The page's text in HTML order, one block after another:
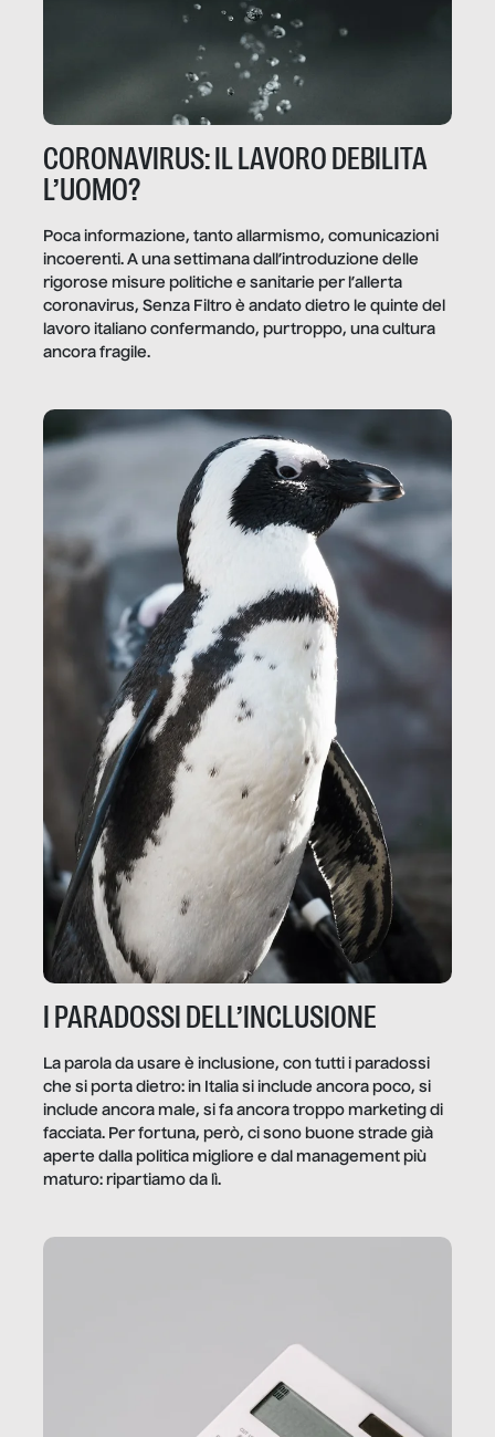
CORONAVIRUS: IL LAVORO DEBILITA
L’UOMO?
Poca informazione, tanto allarmismo, comunicazioni
incoerenti. A una settimana dall’introduzione delle
rigorose misure politiche e sanitarie per l’allerta
coronavirus, Senza Filtro è andato dietro le quinte del
lavoro italiano confermando, purtroppo, una cultura
ancora fragile.
I PARADOSSI DELL’INCLUSIONE
La parola da usare è inclusione, con tutti i paradossi
che si porta dietro: in Italia si include ancora poco, si
include ancora male, si fa ancora troppo marketing di
facciata. Per fortuna, però, ci sono buone strade già
aperte dalla politica migliore e dal management più
maturo: ripartiamo da lì.